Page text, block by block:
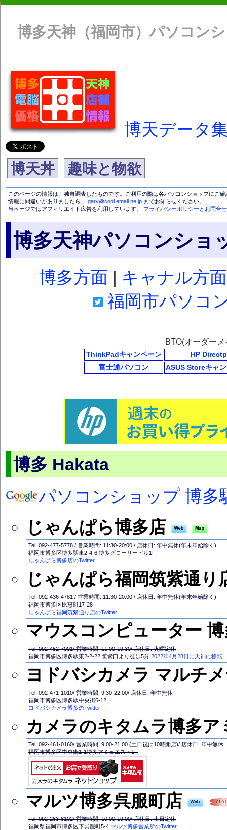
博多天神（福岡市）パソコン
博天データ
博天丼 趣味と物欲
このページの情報は、独自調査したものです。ご利用の際は各パソコンショップにご
情報に間違いがありましたら、 gary@cool.email.ne.jp までお知らせください。
当ページではアフィリエイト広告を利用しています。 プライバシーポリシーとお問合せ
博多天神パソコンショ
博多方面 | キャナル方面
福岡市パソコ
BTO(オーダー
ThinkPadキャンペーン
HP
富士通パソコン
ASUS Storeキャ
博多 Hakata
パソコンショップ 博多
じゃんぱら博多店
Tel: 092-477-5778 / 営業時間: 11:30-20:00 / 店休日: 年中無休(年末年始除く)
福岡市博多区博多駅東2-4-6 博多グローリービル1F
じゃんぱら博多店のTwitter
じゃんぱら福岡筑紫通り
Tel: 092-436-4781 / 営業時間: 11:30-20:00 / 店休日: 年中無休(年末年始除く)
福岡市博多区比恵町17-28
じゃんぱら福岡筑紫通り店のTwitter
マウスコンピューター
Tel: 092-452-7001/ 営業時間: 11:00-19:30/ 店休日: 火曜定休
福岡市博多区博多駅東2-2-22 筑紫口より徒歩5分 2022年4月28日に天神に移転
ヨドバシカメラ マルチ
Tel: 092-471-1010/ 営業時間: 9:30-22:00/ 店休日: 年中無休
福岡市博多区博多駅中央街6-12
ヨドバシカメラ博多のTwitter
カメラのキタムラ博多ア
Tel: 092-461-0160/ 営業時間: 9:00-21:00 (土日祝は10時開店)/ 店休日: 年中無休
福岡市博多区中央街1-1博多アミュエスト1F
マルツ博多呉服町店
Tel: 092-263-8102/ 営業時間: 10:00-19:00/ 店休日: 土日定休
福岡県福岡市博多区下呉服町5-4 マルツ博多営業所のTwitter